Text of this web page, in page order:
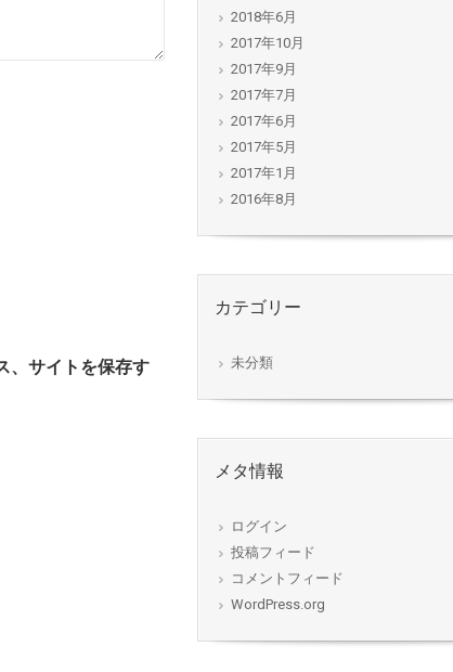
、サイトを保存す
2018年6月
2017年10月
2017年9月
2017年7月
2017年6月
2017年5月
2017年1月
2016年8月
カテゴリー
未分類
メタ情報
ログイン
投稿フィード
コメントフィード
WordPress.org